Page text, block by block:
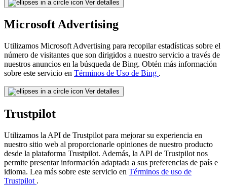
Ver detalles
Microsoft Advertising
Utilizamos Microsoft Advertising para recopilar estadísticas sobre el
número de visitantes que son dirigidos a nuestro servicio a través de
nuestros anuncios en la búsqueda de Bing. Obtén más información
sobre este servicio en Términos de Uso de Bing .
Ver detalles
Trustpilot
Utilizamos la API de Trustpilot para mejorar su experiencia en
nuestro sitio web al proporcionarle opiniones de nuestro producto
desde la plataforma Trustpilot. Además, la API de Trustpilot nos
permite presentar información adaptada a sus preferencias de país e
idioma. Lea más sobre este servicio en Términos de uso de
Trustpilot .